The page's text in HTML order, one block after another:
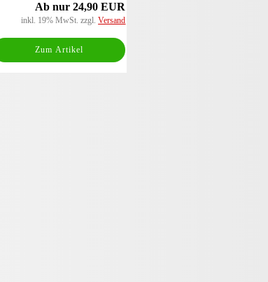
Ab nur 24,90 EUR
inkl. 19% MwSt. zzgl.Versand
Zum Artikel